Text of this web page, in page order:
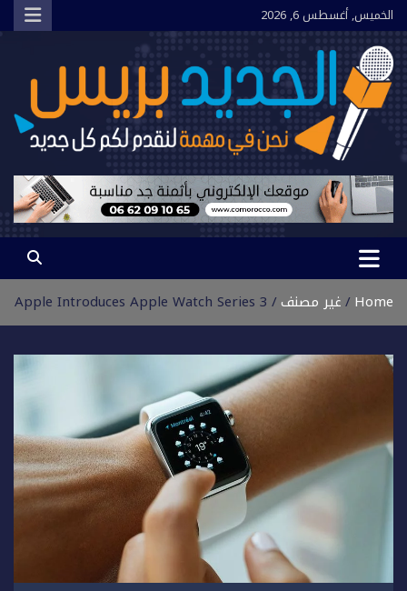
Skip
to
content
الخميس, أغسطس 6, 2026
الجديد بريس
نحن في مهمة لنقدم لكم كل جديد
Home غير مصنف Apple Introduces Apple Watch Series 3